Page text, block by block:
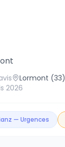
Lormont (33)
2026
— Urgences